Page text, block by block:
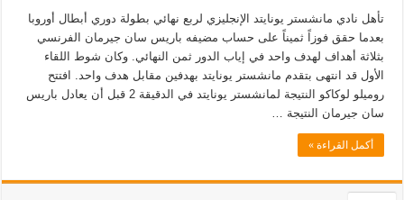
تأهل نادي مانشستر يونايتد الإنجليزي لربع نهائي بطولة دوري أبطال أوروبا
بعدما حقق فوزاً ثميناً على حساب مضيفه باريس سان جيرمان الفرنسي
بثلاثة أهداف لهدف واحد في إياب الدور ثمن النهائي. وكان شوط اللقاء
الأول قد انتهى بتقدم مانشستر يونايتد بهدفين مقابل هدف واحد. افتتح
روميلو لوكاكو النتيجة لمانشستر يونايتد في الدقيقة 2 قبل أن يعادل باريس
سان جيرمان النتيجة …
أكمل القراءة »